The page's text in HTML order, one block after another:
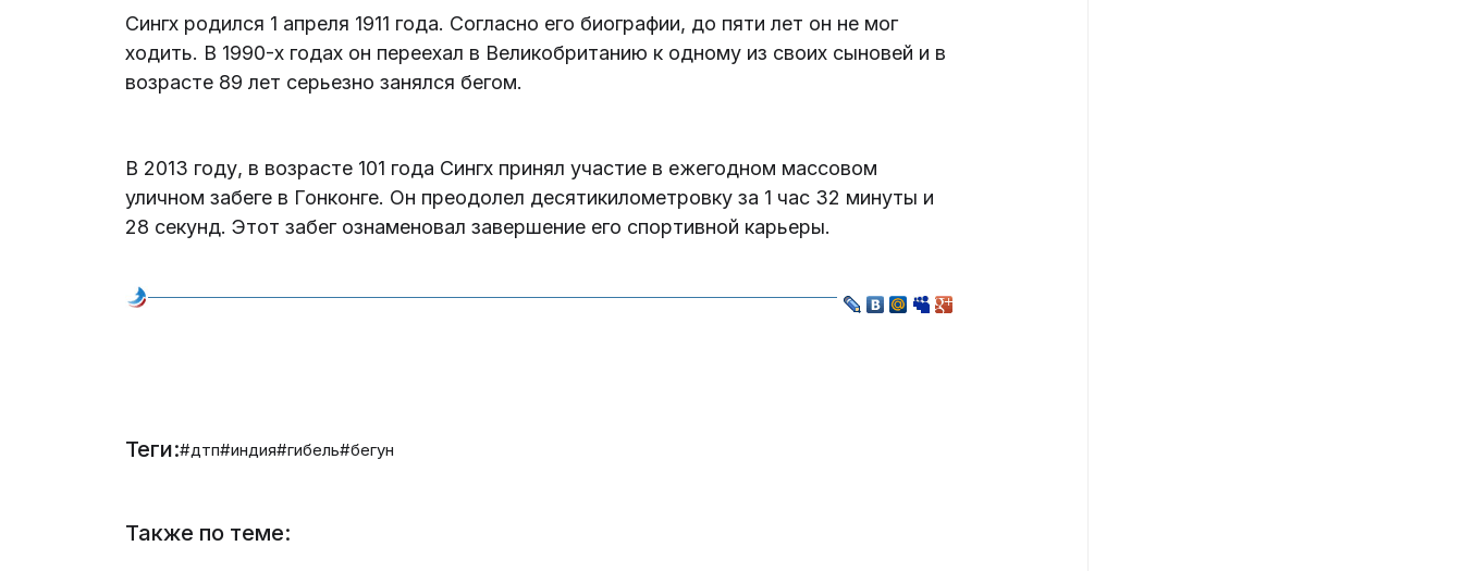
Сингх родился 1 апреля 1911 года. Согласно его биографии, до пяти лет он не мог
ходить. В 1990-х годах он переехал в Великобританию к одному из своих сыновей и в
возрасте 89 лет серьезно занялся бегом.
В 2013 году, в возрасте 101 года Сингх принял участие в ежегодном массовом
уличном забеге в Гонконге. Он преодолел десятикилометровку за 1 час 32 минуты и
28 секунд. Этот забег ознаменовал завершение его спортивной карьеры.
Теги:#дтп#индия#гибель#бегун
Также по теме: